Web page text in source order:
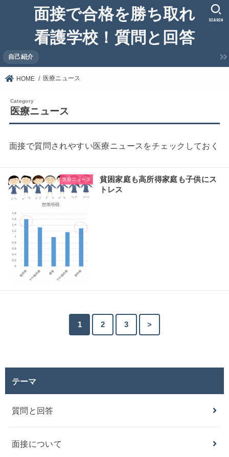
面接で合格を勝ち取れ
看護学校！質問と回答
自己紹介
SEARCH
HOME 医療ニュース
医療ニュース
面接で質問されやすい医療ニュースをチェックしておく
医療ニュース
貧困家庭も高所得家庭も子供にス
トレス
1 2 3 >
テーマ
質問と回答
面接について